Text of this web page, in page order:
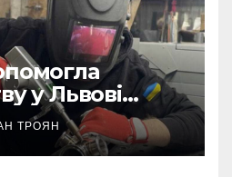
у Львові
атаки
БПЛА
ТРОЯН